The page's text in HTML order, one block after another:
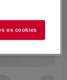
os cookies